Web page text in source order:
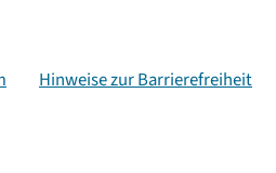
Hinweise zur Barrierefreiheit